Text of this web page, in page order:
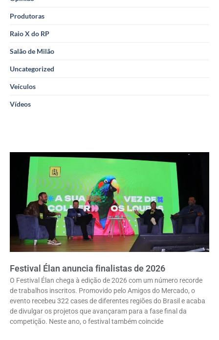
Produtoras
Raio X do RP
Salão de Milão
Uncategorized
Veículos
Vídeos
Festival Élan anuncia finalistas de 2026
O Festival Élan chega à edição de 2026 com um número recorde
de trabalhos inscritos. Promovido pelo Amigos do Mercado, o
evento recebeu 322 cases de diferentes regiões do Brasil e acaba
de divulgar os projetos que avançaram para a fase final da
competição. Neste ano, o festival também coincide